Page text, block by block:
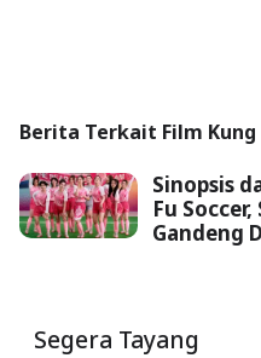
Berita Terkait Film Kung
Sinopsis
Fu
Gandeng
Segera Tayang